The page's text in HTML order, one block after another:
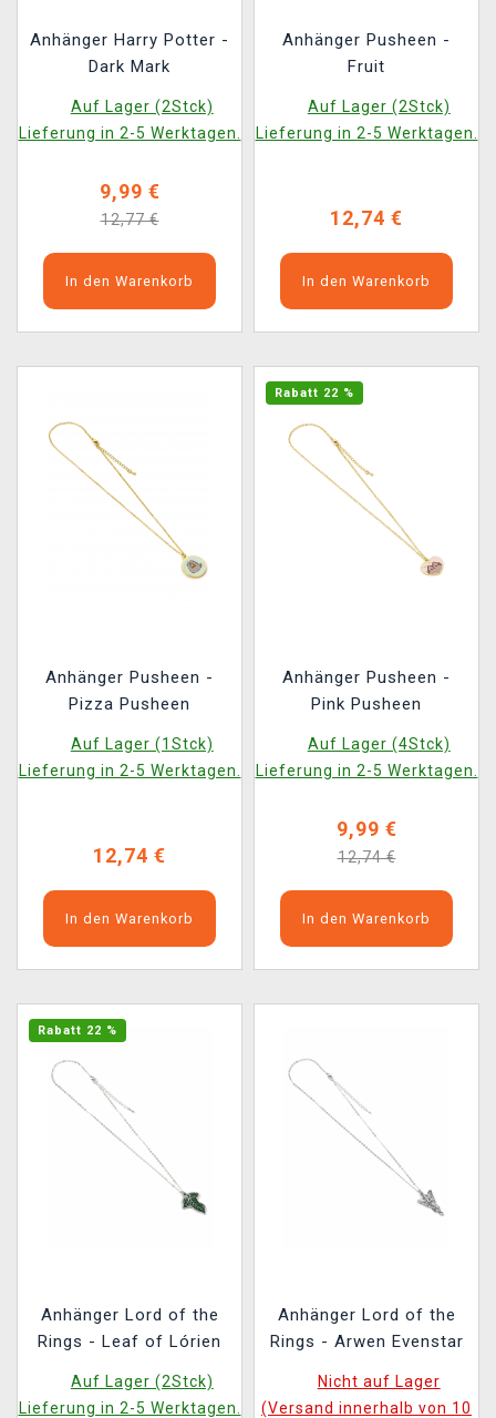
Anhänger Harry Potter -
Dark Mark
Auf Lager (2Stck)
Lieferung in 2-5 Werktagen.
9,99 €
12,77 €
In den Warenkorb
Anhänger Pusheen -
Fruit
Auf Lager (2Stck)
Lieferung in 2-5 Werktagen.
12,74 €
In den Warenkorb
Anhänger Pusheen -
Pizza Pusheen
Auf Lager (1Stck)
Lieferung in 2-5 Werktagen.
12,74 €
In den Warenkorb
Rabatt 22 %
Anhänger Pusheen -
Pink Pusheen
Auf Lager (4Stck)
Lieferung in 2-5 Werktagen.
9,99 €
12,74 €
In den Warenkorb
Rabatt 22 %
Anhänger Lord of the
Rings - Leaf of Lórien
Auf Lager (2Stck)
Lieferung in 2-5 Werktagen.
Anhänger Lord of the
Rings - Arwen Evenstar
Nicht auf Lager
(Versand innerhalb von 10